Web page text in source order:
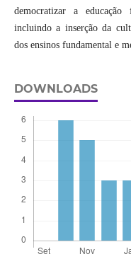
democratizar a
incluindo a inserção da
dos ensinos fundamental e
DOWNLOADS